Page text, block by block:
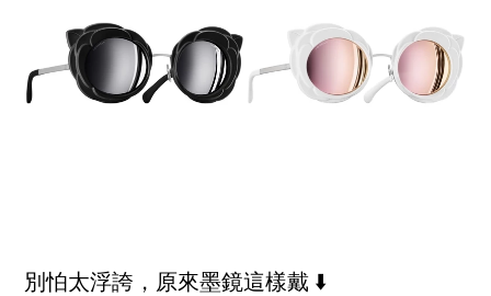
別怕太浮誇，原來墨鏡這樣戴 ⬇️